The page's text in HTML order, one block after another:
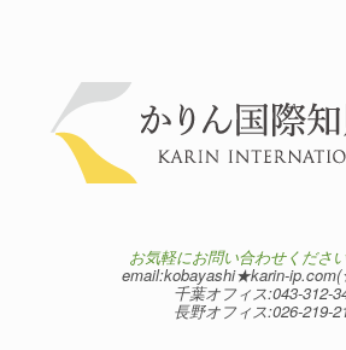
お気軽にお問い合わせくださ
email:kobayashi★karin-
千葉オフィス:043-312-
長野オフィス:026-219-